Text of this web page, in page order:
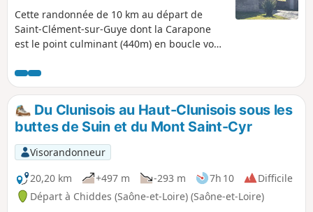
Cette randonnée de 10 km au départ de
Saint-Clément-sur-Guye dont la Carapone
est le point culminant (440m) en boucle vous
sur-Guye (église romane classée monument
historique en 1927, une tour à l'est de
l'église), des vieux moulins (restaurés ou en
cours de restauration) Rains, commune de
Joncy (jolies maisons en pierres), Le Petit
Ballay, sa tour carrée, ses Murgers (amas de
pierres retirées des vignes), avant Corcelles
(hameau de Saint-Clément).
Du Clunisois au Haut-Clunisois sous les
buttes de Suin et du Mont Saint-Cyr
Visorandonneur
20,20 km
+497 m -293 m 7h 10
Difficile
Départ à Chiddes (Saône-et-Loire) (Saône-et-Loire)